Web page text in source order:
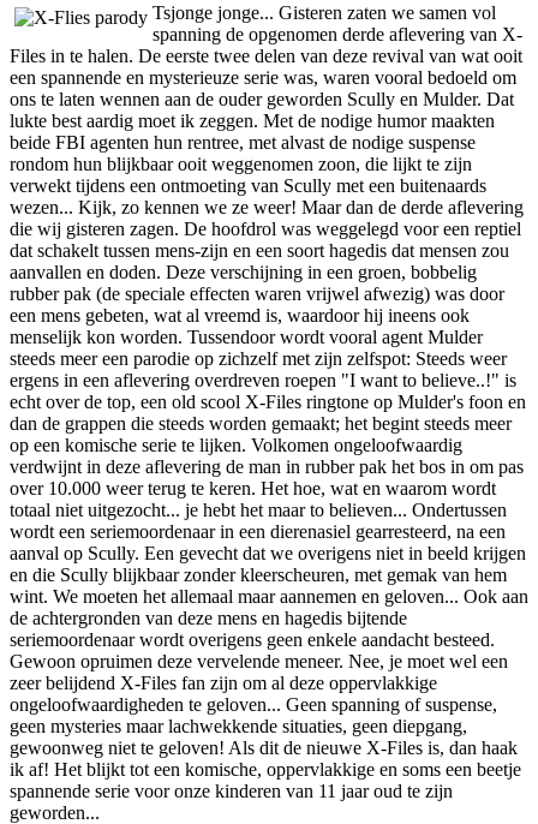
Tsjonge jonge... Gisteren zaten we samen vol
spanning de opgenomen derde aflevering van X-
Files in te halen. De eerste twee delen van deze revival van wat ooit
een spannende en mysterieuze serie was, waren vooral bedoeld om
ons te laten wennen aan de ouder geworden Scully en Mulder. Dat
lukte best aardig moet ik zeggen. Met de nodige humor maakten
beide FBI agenten hun rentree, met alvast de nodige suspense
rondom hun blijkbaar ooit weggenomen zoon, die lijkt te zijn
verwekt tijdens een ontmoeting van Scully met een buitenaards
wezen... Kijk, zo kennen we ze weer! Maar dan de derde aflevering
die wij gisteren zagen. De hoofdrol was weggelegd voor een reptiel
dat schakelt tussen mens-zijn en een soort hagedis dat mensen zou
aanvallen en doden. Deze verschijning in een groen, bobbelig
rubber pak (de speciale effecten waren vrijwel afwezig) was door
een mens gebeten, wat al vreemd is, waardoor hij ineens ook
menselijk kon worden. Tussendoor wordt vooral agent Mulder
steeds meer een parodie op zichzelf met zijn zelfspot: Steeds weer
ergens in een aflevering overdreven roepen "I want to believe..!" is
echt over de top, een old scool X-Files ringtone op Mulder's foon en
dan de grappen die steeds worden gemaakt; het begint steeds meer
op een komische serie te lijken. Volkomen ongeloofwaardig
verdwijnt in deze aflevering de man in rubber pak het bos in om pas
over 10.000 weer terug te keren. Het hoe, wat en waarom wordt
totaal niet uitgezocht... je hebt het maar to believen... Ondertussen
wordt een seriemoordenaar in een dierenasiel gearresteerd, na een
aanval op Scully. Een gevecht dat we overigens niet in beeld krijgen
en die Scully blijkbaar zonder kleerscheuren, met gemak van hem
wint. We moeten het allemaal maar aannemen en geloven... Ook aan
de achtergronden van deze mens en hagedis bijtende
seriemoordenaar wordt overigens geen enkele aandacht besteed.
Gewoon opruimen deze vervelende meneer. Nee, je moet wel een
zeer belijdend X-Files fan zijn om al deze oppervlakkige
ongeloofwaardigheden te geloven... Geen spanning of suspense,
geen mysteries maar lachwekkende situaties, geen diepgang,
gewoonweg niet te geloven! Als dit de nieuwe X-Files is, dan haak
ik af! Het blijkt tot een komische, oppervlakkige en soms een beetje
spannende serie voor onze kinderen van 11 jaar oud te zijn
geworden...